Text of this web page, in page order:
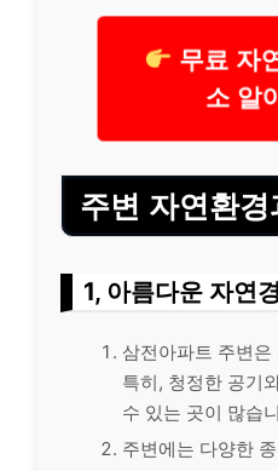
무료 자
소 알
주변 자연환
1, 아름다운 자연
삼전아파트 주변
특히, 청정한 공기
수 있는 곳이 많습
주변에는 다양한